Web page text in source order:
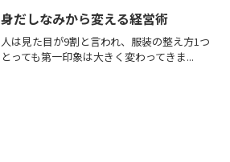
身だしなみから変える経営術
人は見た目が9割と言われ、服装の整え方1つ
とっても第一印象は大きく変わってきま...